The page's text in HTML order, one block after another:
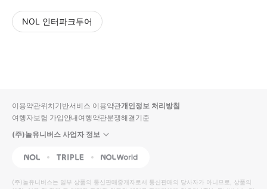
NOL 인터파크투어
입니
다.
높
동
순
상
이용약관위치기반서비스 이용약관개인정보 처리방침
여행자보험 가입안내여행약관분쟁해결기준
(주)놀유니버스 사업자 정보
NOL Triple Interpark Global
(주)놀유니버스는 일부 상품의 통신판매중개자로서 통신판매의 당사자가 아니므로, 상품의